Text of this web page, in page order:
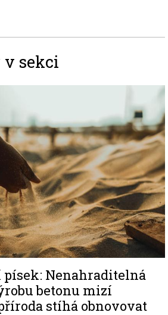
sekci
písek: Nenahraditelná
betonu mizí
stíhá obnovovat